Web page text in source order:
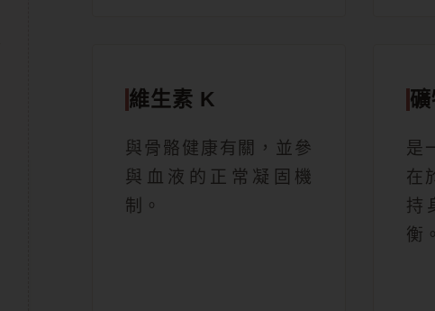
維生素 K
與骨骼健康有關，並參
與血液的正常凝固機
制。
是
在
持
衡